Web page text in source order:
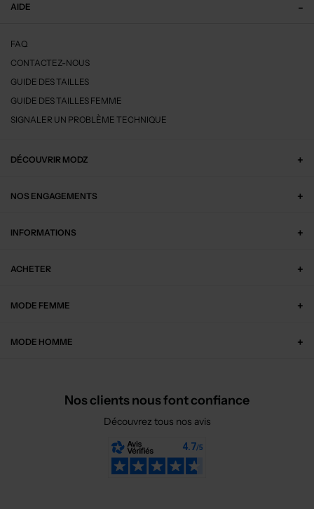
AIDE
FAQ
CONTACTEZ-NOUS
GUIDE DES TAILLES
GUIDE DES TAILLES FEMME
SIGNALER UN PROBLÈME TECHNIQUE
DÉCOUVRIR MODZ
NOS ENGAGEMENTS
INFORMATIONS
ACHETER
MODE FEMME
MODE HOMME
Nos clients nous font confiance
Découvrez tous nos avis